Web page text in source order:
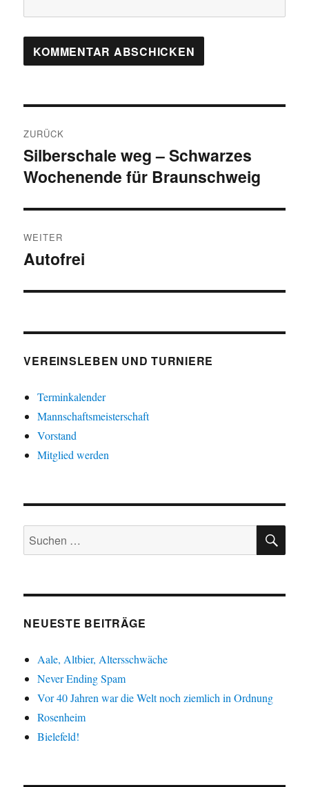
ZURÜCK
Vorheriger
Beitrag:
Silberschale weg – Schwarzes
Wochenende für Braunschweig
WEITER
Nächster
Autofrei
VEREINSLEBEN UND TURNIERE
Terminkalender
Mannschaftsmeisterschaft
Vorstand
Mitglied werden
Suche
nach:
NEUESTE BEITRÄGE
Aale, Altbier, Altersschwäche
Never Ending Spam
Vor 40 Jahren war die Welt noch ziemlich in Ordnung
Rosenheim
Bielefeld!